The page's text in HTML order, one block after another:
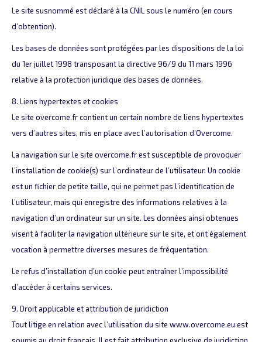
Le site susnommé est déclaré à la CNIL sous le numéro (en cours
d’obtention).
Les bases de données sont protégées par les dispositions de la loi
du 1er juillet 1998 transposant la directive 96/9 du 11 mars 1996
relative à la protection juridique des bases de données.
8. Liens hypertextes et cookies
Le site overcome.fr contient un certain nombre de liens hypertextes
vers d’autres sites, mis en place avec l’autorisation d’Overcome.
La navigation sur le site overcome.fr est susceptible de provoquer
l’installation de cookie(s) sur l’ordinateur de l’utilisateur. Un cookie
est un fichier de petite taille, qui ne permet pas l’identification de
l’utilisateur, mais qui enregistre des informations relatives à la
navigation d’un ordinateur sur un site. Les données ainsi obtenues
visent à faciliter la navigation ultérieure sur le site, et ont également
vocation à permettre diverses mesures de fréquentation.
Le refus d’installation d’un cookie peut entraîner l’impossibilité
d’accéder à certains services.
9. Droit applicable et attribution de juridiction
Tout litige en relation avec l’utilisation du site www.overcome.eu est